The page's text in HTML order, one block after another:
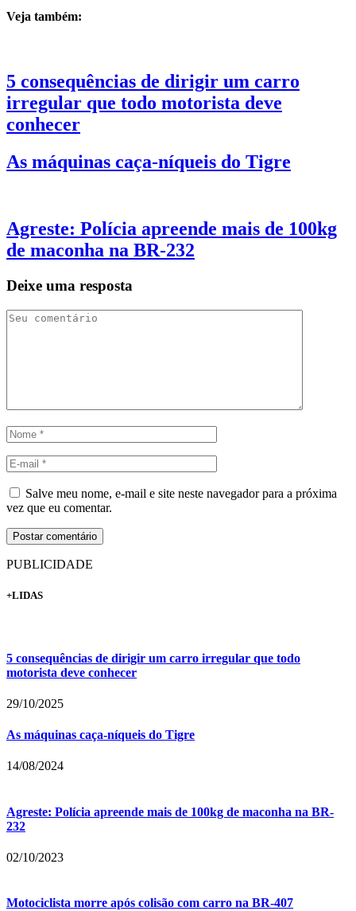
Veja também:
5 consequências de dirigir um carro
irregular que todo motorista deve
conhecer
As máquinas caça-níqueis do Tigre
Agreste: Polícia apreende mais de 100kg
de maconha na BR-232
Deixe uma resposta
Salve meu nome, e-mail e site neste navegador para a próxima
vez que eu comentar.
PUBLICIDADE
+LIDAS
5 consequências de dirigir um carro irregular que todo
motorista deve conhecer
29/10/2025
As máquinas caça-níqueis do Tigre
14/08/2024
Agreste: Polícia apreende mais de 100kg de maconha na BR-
232
02/10/2023
Motociclista morre após colisão com carro na BR-407